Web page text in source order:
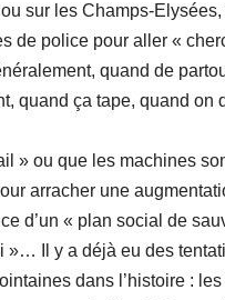
ou sur les Champs-
de police pour aller «
quand de
quand ça tape, quand on
» ou que les machines
arracher une
d’un « plan social de
»… Il y a déjà eu des
dans l’histoire :